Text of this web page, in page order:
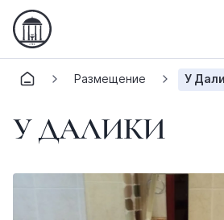
Размещение У
У ДАЛИКИ